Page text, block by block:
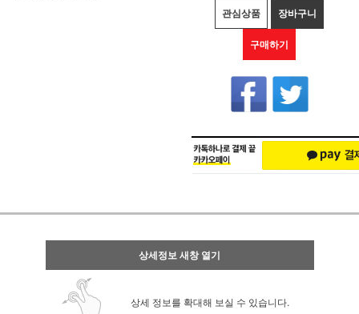
관심상품 장바구니
구매하기
상세정보 새창 열기
상세 정보를 확대해 보실 수 있습니다.